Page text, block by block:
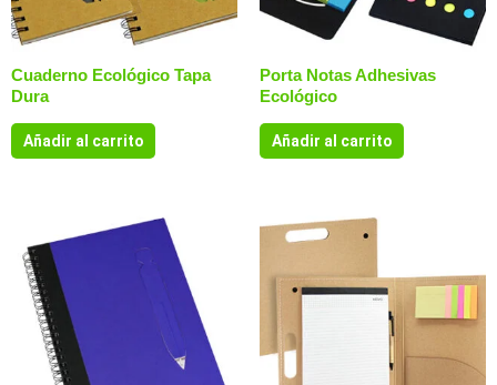
Cuaderno Ecológico Tapa
Dura
Añadir al carrito
Porta Notas Adhesivas
Ecológico
Añadir al carrito